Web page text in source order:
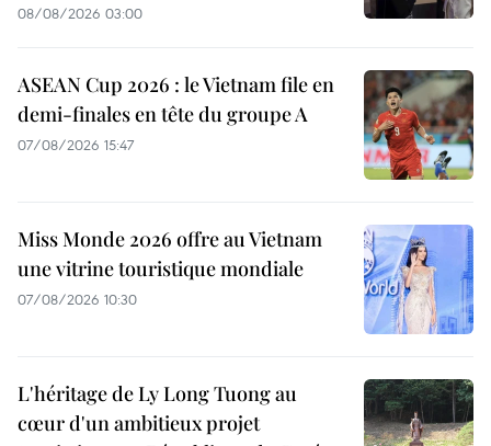
08/08/2026 03:00
ASEAN Cup 2026 : le Vietnam file en
demi-finales en tête du groupe A
07/08/2026 15:47
Miss Monde 2026 offre au Vietnam
une vitrine touristique mondiale
07/08/2026 10:30
L'héritage de Ly Long Tuong au
cœur d'un ambitieux projet